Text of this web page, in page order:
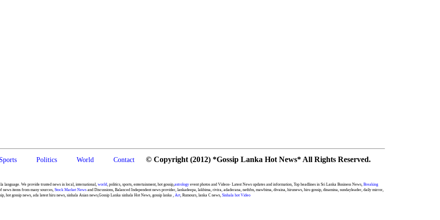
Sports Politics World Contact © Copyright (2012) *Gossip Lanka Hot News* All Rights Reserved.
language. We provide trusted news in local, international, world , politics, sports, entertainment, hot gossip, astrology event photos and Videos- Latest News updates and information, Top headlines in Sri Lanka Business News, Breaking
news items from many sources, Stock Market News and Discussions, Balanced Independent news provider, lankadeepa, lakbima, rivira, adaderana, nethfm, mawbima, divaina, hirunews, hiru gossip, dinamina, sundayleader, daily mirror,
gossip news, ada latest hiru news, sinhala Asian news,Gossip Lanka sinhala Hot News, gossip lanka , Art , Rumours, lanka C news, Sinhala hot Video